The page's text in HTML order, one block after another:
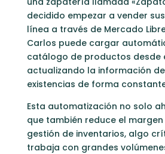
decidido empezar a vender
línea a través de Mercado
Carlos puede cargar
catálogo de productos desde
actualizando la información
existencias de forma
Esta automatización no solo
que también reduce el
gestión de inventarios, algo
trabaja con grandes